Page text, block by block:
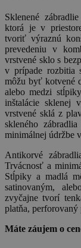
Sklenené
ktorá je v
tvoriť výraznú
prevedeniu v
vrstvené sklo s
v prípade rozbitia
môžu byť kotvené
alebo medzi
inštalácie sklenej
vrstvené sklá z
skleného
minimálnej údržbe
Antikorvé
Trvácnosť a
Stĺpiky a madlá
satinovaným,
zvyčajne tvorí
platňa, perforovaný
Máte záujem o